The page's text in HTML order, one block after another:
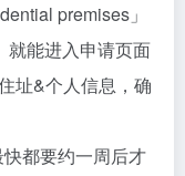
premises」
就能进入申请页面
址&个人信息，确
都要约一周后才